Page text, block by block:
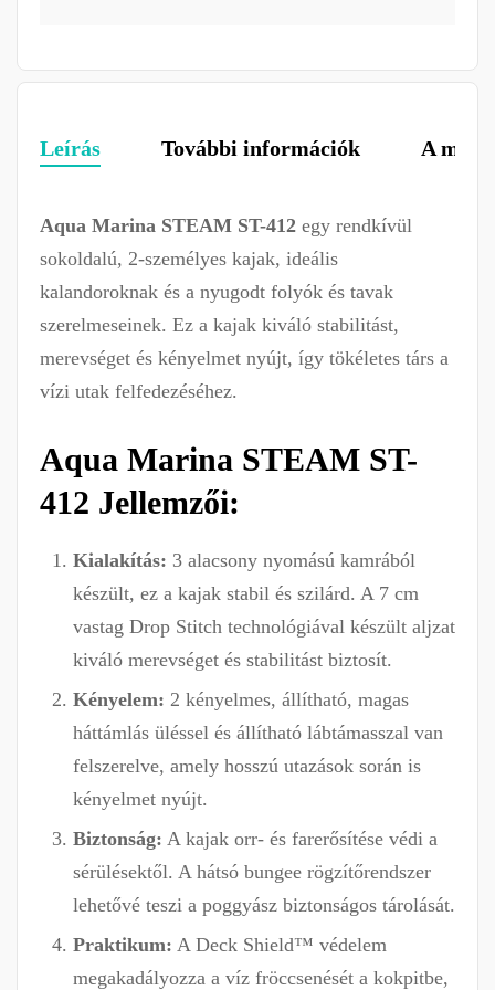
Leírás További információk A
Aqua Marina STEAM ST-412 egy rendkívül
sokoldalú, 2-személyes kajak, ideális
kalandoroknak és a nyugodt folyók és tavak
szerelmeseinek. Ez a kajak kiváló stabilitást,
merevséget és kényelmet nyújt, így tökéletes társ a
vízi utak felfedezéséhez.
Aqua Marina STEAM ST-
412 Jellemzői:
Kialakítás: 3 alacsony nyomású kamrából
készült, ez a kajak stabil és szilárd. A 7 cm
vastag Drop Stitch technológiával készült aljzat
kiváló merevséget és stabilitást biztosít.
Kényelem: 2 kényelmes, állítható, magas
háttámlás üléssel és állítható lábtámasszal van
felszerelve, amely hosszú utazások során is
kényelmet nyújt.
Biztonság: A kajak orr- és farerősítése védi a
sérülésektől. A hátsó bungee rögzítőrendszer
lehetővé teszi a poggyász biztonságos tárolását.
Praktikum: A Deck Shield™ védelem
megakadályozza a víz fröccsenését a kokpitbe,